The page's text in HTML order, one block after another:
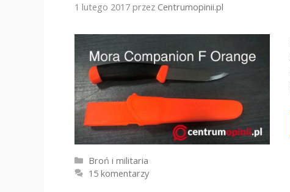
1 lutego 2017 przez Centrumopinii.pl
Kategorie
Broń i militaria
15 komentarzy